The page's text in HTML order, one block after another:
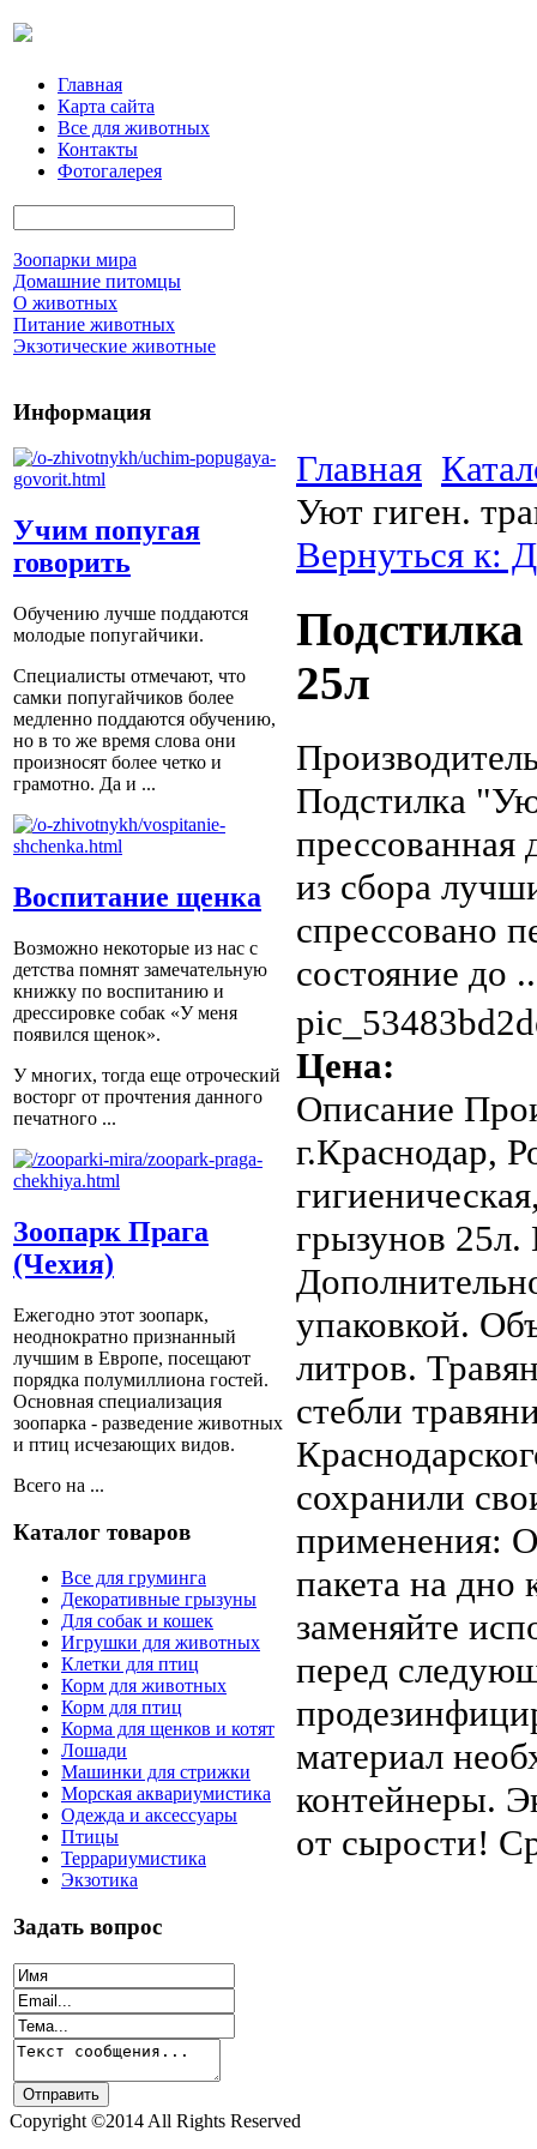
Главная
Карта сайта
Все для животных
Контакты
Фотогалерея
Зоопарки мира
Домашние питомцы
О животных
Питание животных
Экзотические животные
Информация
Учим попугая
говорить
Обучению лучше поддаются
молодые попугайчики.
Специалисты отмечают, что
самки попугайчиков более
медленно поддаются обучению,
но в то же время слова они
произносят более четко и
грамотно. Да и ...
Воспитание щенка
Возможно некоторые из нас с
детства помнят замечательную
книжку по воспитанию и
дрессировке собак «У меня
появился щенок».
У многих, тогда еще отроческий
восторг от прочтения данного
печатного ...
Зоопарк Прага
(Чехия)
Ежегодно этот зоопарк,
неоднократно признанный
лучшим в Европе, посещают
порядка полумиллиона гостей.
Основная специализация
зоопарка - разведение животных
и птиц исчезающих видов.
Всего на ...
Каталог товаров
Все для груминга
Декоративные грызуны
Для собак и кошек
Игрушки для животных
Клетки для птиц
Корм для животных
Корм для птиц
Корма для щенков и котят
Лошади
Машинки для стрижки
Морская аквариумистика
Одежда и аксессуары
Птицы
Террариумистика
Экзотика
Задать вопрос
Главная
Уют гиген.
Вернуться к:
Подстилка
25л
Подстилка
прессованная
из сбора
спрессовано
состояние до
Цена:
Описание
г.Краснодар,
грызунов 25л.
упаковкой.
литров.
стебли
сохранили
применения:
пакета на дно
заменяйте
перед
материал
контейнеры.
от сырости!
Copyright ©2014 All Rights Reserved